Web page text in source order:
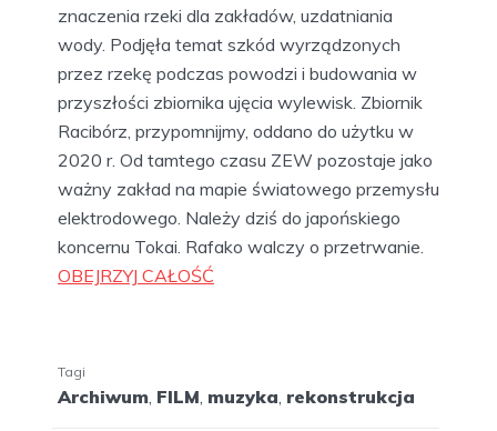
znaczenia rzeki dla zakładów, uzdatniania
wody. Podjęła temat szkód wyrządzonych
przez rzekę podczas powodzi i budowania w
przyszłości zbiornika ujęcia wylewisk. Zbiornik
Racibórz, przypomnijmy, oddano do użytku w
2020 r. Od tamtego czasu ZEW pozostaje jako
ważny zakład na mapie światowego przemysłu
elektrodowego. Należy dziś do japońskiego
koncernu Tokai. Rafako walczy o przetrwanie.
OBEJRZYJ CAŁOŚĆ
Tagi
Archiwum FILM muzyka rekonstrukcja